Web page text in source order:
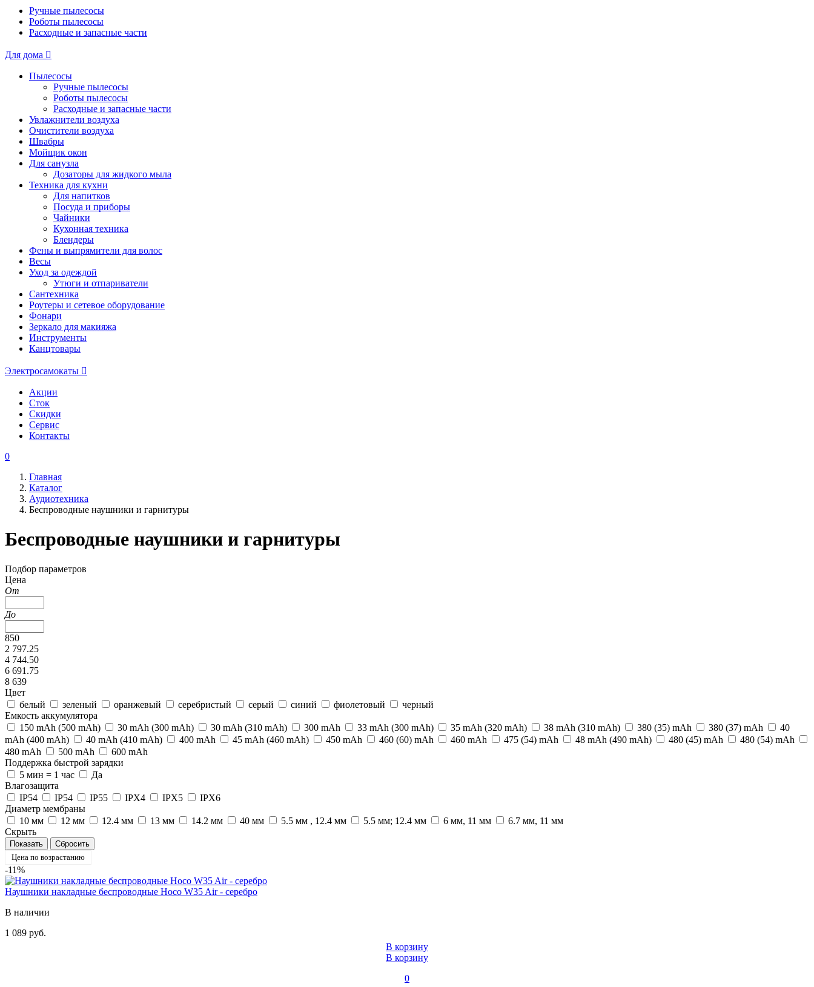
Ручные пылесосы
Роботы пылесосы
Расходные и запасные части
Для дома
Пылесосы
Ручные пылесосы
Роботы пылесосы
Расходные и запасные части
Увлажнители воздуха
Очистители воздуха
Швабры
Мойщик окон
Для санузла
Дозаторы для жидкого мыла
Техника для кухни
Для напитков
Посуда и приборы
Чайники
Кухонная техника
Блендеры
Фены и выпрямители для волос
Весы
Уход за одеждой
Утюги и отпариватели
Сантехника
Роутеры и сетевое оборудование
Фонари
Зеркало для макияжа
Инструменты
Канцтовары
Электросамокаты
Акции
Сток
Скидки
Сервис
Контакты
0
Главная
Каталог
Аудиотехника
Беспроводные наушники и гарнитуры
Беспроводные наушники и гарнитуры
Подбор параметров
Цена
От
До
850
2 797.25
4 744.50
6 691.75
8 639
Цвет
белый
зеленый оранжевый серебристый серый синий фиолетовый
черный
Емкость аккумулятора
150 mAh (500 mAh)
30 mAh (300 mAh) 30 mAh (310 mAh) 300 mАh 33 mAh (300 mAh) 35 mAh (320 mAh) 38 mAh (310 mAh) 380 (35) mАh 380 (37) mАh
40
mAh (400 mAh)
40 mAh (410 mAh) 400 mАh 45 mAh (460 mAh) 450 mАh 460 (60) mАh 460 mАh 475 (54) mАh 48 mAh (490 mAh) 480 (45) mАh
480 (54) mАh
480 mАh
500 mАh
600 mАh
Поддержка быстрой зарядки
5 мин = 1 час
Да
Влагозащита
IP54
IP54 IP55 IPX4 IPX5
IPX6
Диаметр мембраны
10 мм
12 мм 12.4 мм 13 мм 14.2 мм 40 мм 5.5 мм , 12.4 мм 5.5 мм; 12.4 мм 6 мм, 11 мм
6.7 мм, 11 мм
Скрыть
Цена по возрастанию
-11%
Наушники накладные беспроводные Hoco W35 Air - серебро
В наличии
1 089 руб.
В корзину
В корзину
0